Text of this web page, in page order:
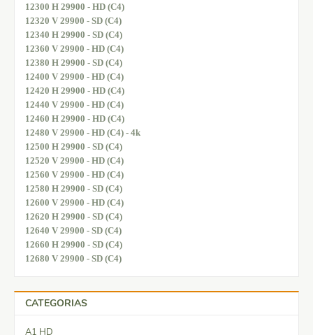
12300 H 29900 - HD (C4)
12320 V 29900 - SD (C4)
12340 H 29900 - SD (C4)
12360 V 29900 - HD (C4)
12380 H 29900 - SD (C4)
12400 V 29900 - HD (C4)
12420 H 29900 - HD (C4)
12440 V 29900 - HD (C4)
12460 H 29900 - HD (C4)
12480 V 29900 - HD (C4) - 4k
12500 H 29900 - SD (C4)
12520 V 29900 - HD (C4)
12560 V 29900 - HD (C4)
12580 H 29900 - SD (C4)
12600 V 29900 - HD (C4)
12620 H 29900 - SD (C4)
12640 V 29900 - SD (C4)
12660 H 29900 - SD (C4)
12680 V 29900 - SD (C4)
CATEGORIAS
A1 HD